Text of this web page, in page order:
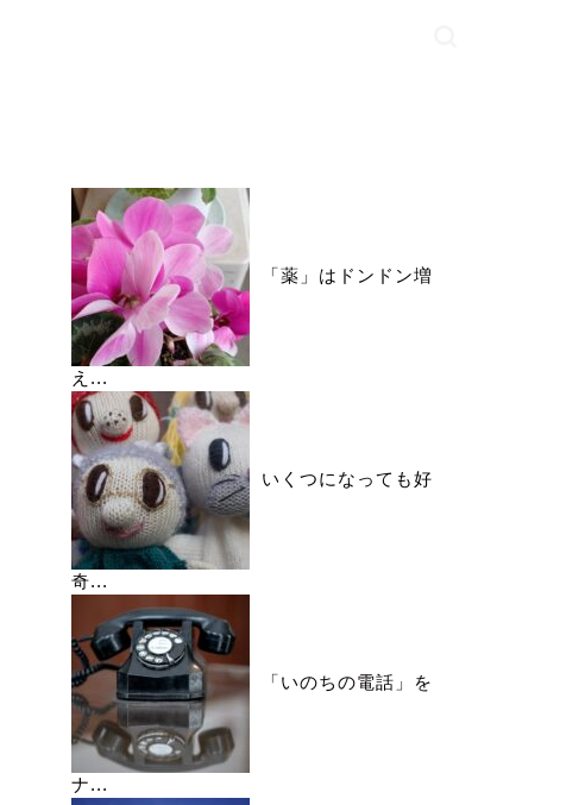
「薬」はドンドン増
え...
いくつになっても好
奇...
「いのちの電話」を
ナ...